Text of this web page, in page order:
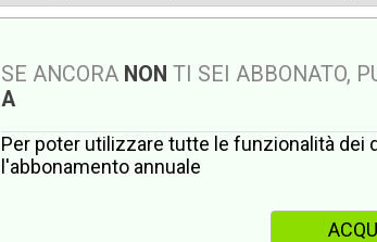
SE ANCORA NON TI SEI ABBONATO,
A
Per poter utilizzare tutte le funzionalità
l'abbonamento annuale